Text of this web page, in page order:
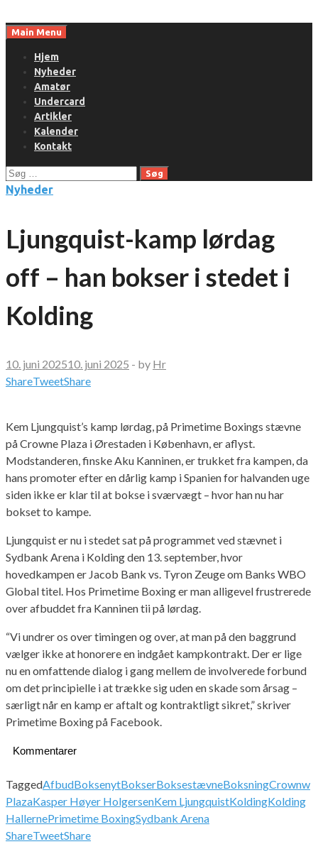
toMain Menu
Hjem
Nyheder
Amatør
Undercard
Artikler
Kalender
Kontakt
Søg
efter:
Nyheder
Ljungquist-kamp lørdag
off – han bokser i stedet i
Kolding
10. juni 202510. juni 2025 - by Hr
ShareTweetShare
Kem Ljungquist’s kamp lørdag, på Primetime Boxings stævne
på Crowne Plaza i Ørestaden i København, er aflyst.
Modstanderen, finske Aku Kanninen, er trukket fra kampen, da
hans promoter efter en dårlig kamp i Spanien for halvanden uge
siden ikke er klar til at bokse i sværvægt – hvor han nu har
bokset to kampe.
Ljungquist er nu i stedet sat på programmet ved stævnet i
Sydbank Arena i Kolding den 13. september, hvor
hovedkampen er Jacob Bank vs. Tyron Zeuge om Banks WBO
Global titel. Hos Primetime Boxing er man alligevel frustrerede
over afbuddet fra Kanninen tii på lørdag.
“Vi undrer os over timingen og over, at man på den baggrund
vælger ikke at honorere en indgået kampkontrakt. Der er lige
nu en omfattende dialog i gang mellem de involverede forbund
om det principielle i at trække sig uden en skade som årsag –
særligt når en kamp er aftalt og kontraktligt sikret,” skriver
Primetime Boxing på Facebook.
Kommentarer
TaggedAfbudBoksenytBokserBoksestævneBoksningCrownw
PlazaKasper Høyer HolgersenKem LjungquistKoldingKolding
HallernePrimetime BoxingSydbank Arena
ShareTweetShare